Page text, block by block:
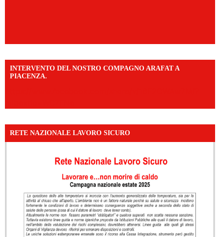
INTERVENTO DEL NOSTRO COMPAGNO ARAFAT A
PIACENZA.
RETE NAZIONALE LAVORO SICURO